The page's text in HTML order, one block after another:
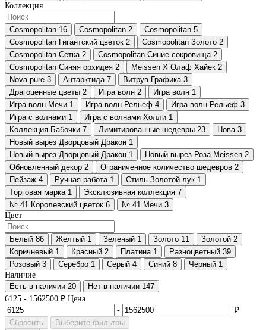
Коллекция
Cosmopolitan 16 Cosmopolitan 2 Cosmopolitan 5
Cosmopolitan Гигантский цветок 2 Cosmopolitan Золото 2
Cosmopolitan Сетка 2 Cosmopolitan Синие сокровища 2
Cosmopolitan Синяя орхидея 2 Meissen X Олаф Хайек 2
Nova pure 3 Антарктида 7 Витрув Графика 3
Драгоценные цветы 2 Игра волн 2 Игра волн 1
Игра волн Мечи 1 Игра волн Рельеф 4 Игра волн Рельеф 3
Игра с волнами 1 Игра с волнами Холли 1
Коллекция Бабочки 7 Лимитированные шедевры 23 Нова 3
Новый вырез Дворцовый Дракон 1
Новый вырез Дворцовый Дракон 1 Новый вырез Роза Meissen 2
Обновленный декор 2 Ограниченное количество шедевров 2
Пейзаж 4 Ручная работа 1 Стиль Золотой лук 1
Торговая марка 1 Эксклюзивная коллекция 7
№ 41 Королевский цветок 6 № 41 Мечи 3
Цвет
Белый 86 Желтый 1 Зеленый 1 Золото 11 Золотой 2
Коричневый 1 Красный 2 Платина 1 Разноцветный 39
Розовый 3 Серебро 1 Серый 4 Синий 8 Черный 1
Наличие
Есть в наличии 20 Нет в наличии 147
6125 - 1562500 ₽ Цена
-
₽
Сбросить
Выберите фильтры